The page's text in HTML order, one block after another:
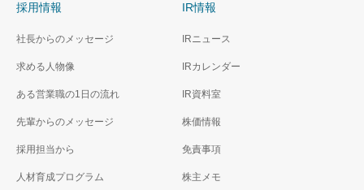
採用情報
社長からのメッセージ
求める人物像
ある営業職の1日の流れ
先輩からのメッセージ
採用担当から
人材育成プログラム
IR情報
IRニュース
IRカレンダー
IR資料室
株価情報
免責事項
株主メモ